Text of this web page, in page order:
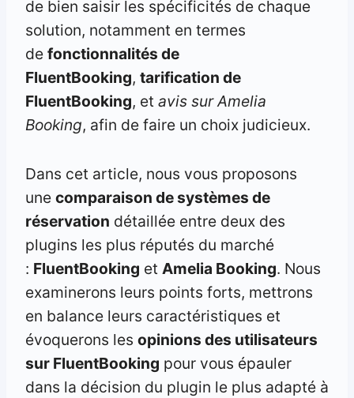
de bien saisir les spécificités de chaque
solution, notamment en termes
de fonctionnalités de
FluentBooking, tarification de
FluentBooking, et avis sur Amelia
Booking, afin de faire un choix judicieux.
Dans cet article, nous vous proposons
une comparaison de systèmes de
réservation détaillée entre deux des
plugins les plus réputés du marché
: FluentBooking et Amelia Booking. Nous
examinerons leurs points forts, mettrons
en balance leurs caractéristiques et
évoquerons les opinions des utilisateurs
sur FluentBooking pour vous épauler
dans la décision du plugin le plus adapté à